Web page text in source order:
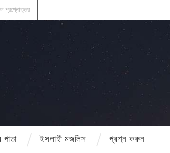
প্রশ্নোত্তর
পাতা ইসলাহী মজলিস প্রশ্ন করুন